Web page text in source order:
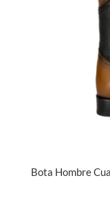
Bota Hombre